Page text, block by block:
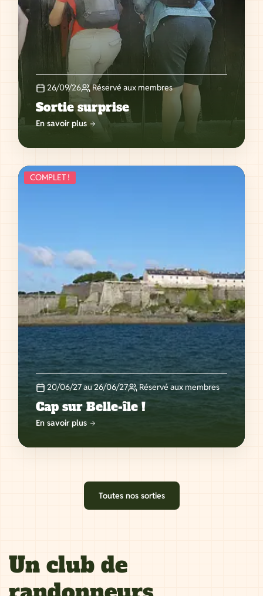
26/09/26 Réservé aux membres
Sortie surprise
En savoir plus
COMPLET !
20/06/27 au 26/06/27 Réservé aux membres
Cap sur Belle-île !
En savoir plus
Toutes nos sorties
Un club de